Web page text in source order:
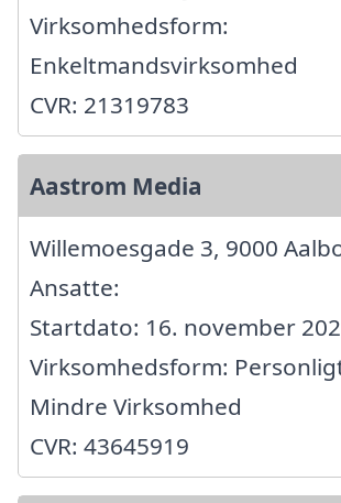
Virksomhedsform:
Enkeltmandsvirksomhed
CVR: 21319783
Aastrom Media
Willemoesgade 3, 9000
Ansatte:
Startdato: 16. november
Virksomhedsform:
Mindre Virksomhed
CVR: 43645919